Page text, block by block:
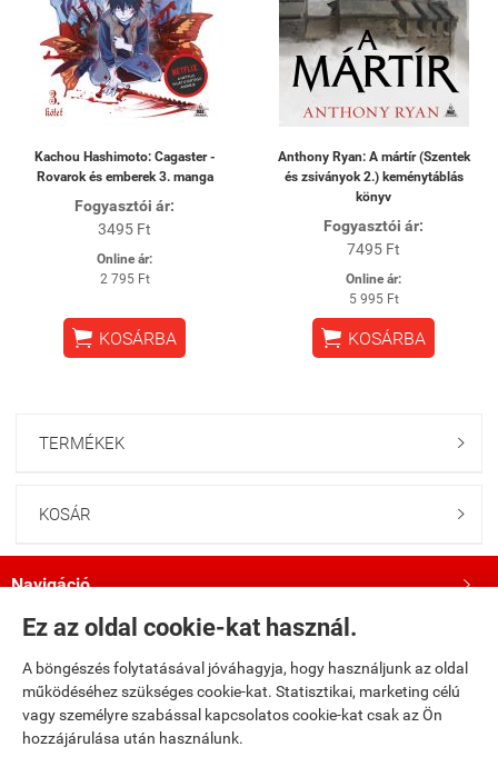
Ez az oldal cookie-kat használ.
A böngészés folytatásával jóváhagyja, hogy használjunk az oldal
működéséhez szükséges cookie-kat. Statisztikai, marketing célú
vagy személyre szabással kapcsolatos cookie-kat csak az Ön
hozzájárulása után használunk.
Kachou Hashimoto: Cagaster -
Rovarok és emberek 3. manga
Fogyasztói ár:
3495 Ft
Online ár:
2 795 Ft
 KOSÁRBA
Anthony Ryan: A mártír (Szentek
és zsiványok 2.) keménytáblás
könyv
Fogyasztói ár:
7495 Ft
Online ár:
5 995 Ft
 KOSÁRBA
TERMÉKEK 
KOSÁR 
Navigáció 
Saját fiók
Bemutatkozás